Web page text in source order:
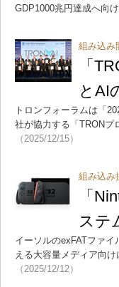
GDP1000兆円達成へ向
組み込み
「
とAI
トロンフォーラムは「
社が協力する「TRONプ
（2025/12/15）
組み込み
「
ステ
イーソルのexFATファ
える大容量メディア向
（2025/12/12）